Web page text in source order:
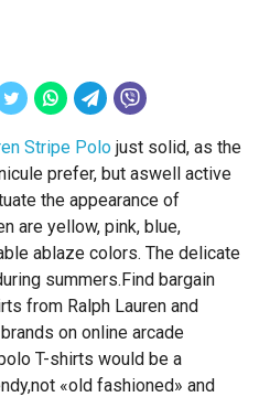
Stripe Polo just solid, as the
prefer, but aswell active
the appearance of
are yellow, pink, blue,
ablaze colors. The delicate
summers.Find bargain
from Ralph Lauren and
on online arcade
T-shirts would be a
«old fashioned» and